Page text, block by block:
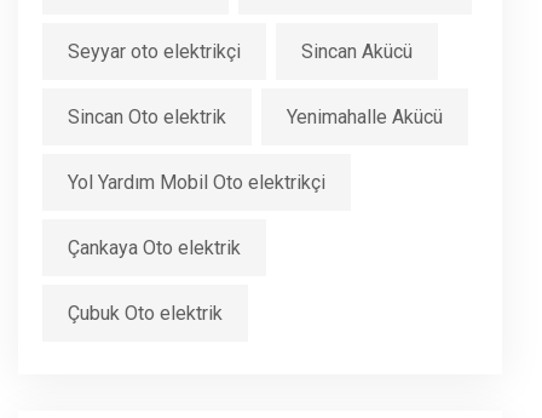
Seyyar oto elektrikçi Sincan Akücü
Sincan Oto elektrik Yenimahalle Akücü
Yol Yardım Mobil Oto elektrikçi
Çankaya Oto elektrik
Çubuk Oto elektrik